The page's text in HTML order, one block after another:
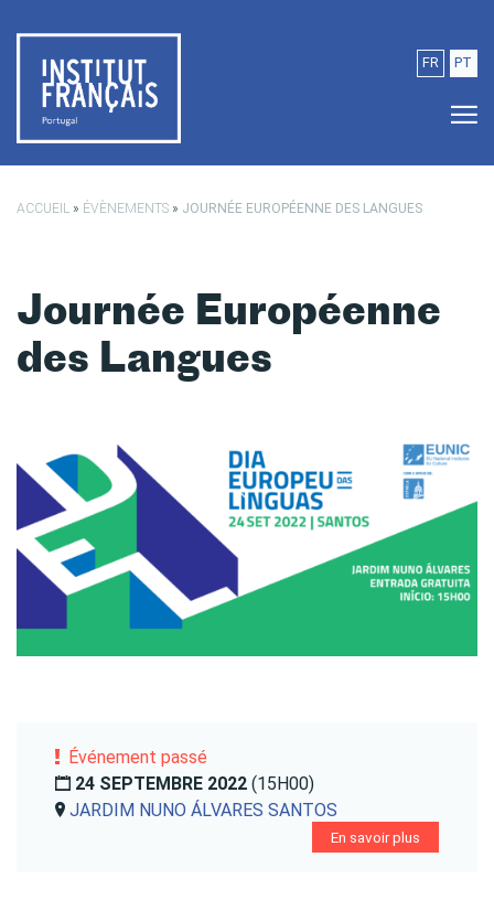
FR PT
ACCUEIL » ÉVÈNEMENTS » JOURNÉE EUROPÉENNE DES LANGUES
Journée Européenne
des Langues
Événement passé
24 SEPTEMBRE 2022 (15H00)
JARDIM NUNO ÁLVARES SANTOS
En savoir plus